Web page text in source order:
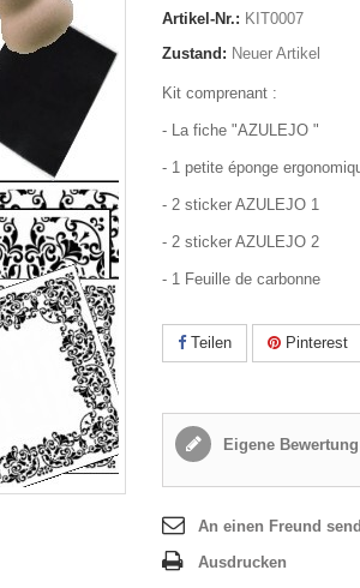
Artikel-Nr.: KIT0007
Zustand: Neuer Artikel
Kit comprenant :
- La fiche "AZULEJO "
- 1 petite éponge
- 2 sticker AZULEJO 1
- 2 sticker AZULEJO 2
- 1 Feuille de carbonne
Teilen Pinterest
Eigene
An einen Freund
Ausdrucken